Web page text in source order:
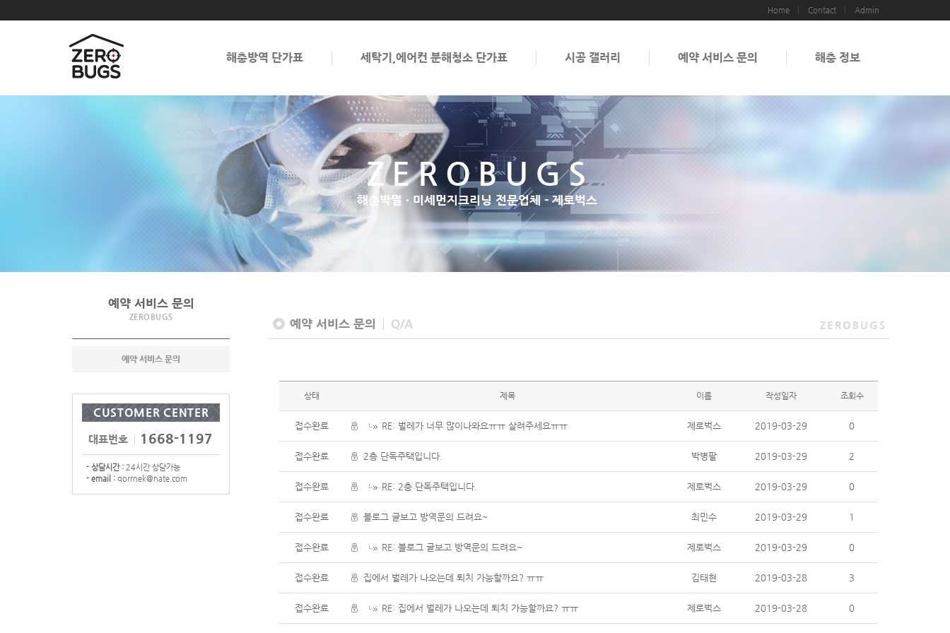
Home Contact Admin
해충방역 단가표 세탁기,에어컨 분해청소 단가표 시공 갤러리 예약 서비스 문의 해충 정보
ZEROBUGS
해충박멸 · 미세먼지크리닝 전문업체 - 제로벅스
예약 서비스 문의
ZEROBUGS
예약 서비스 문의
CUSTOMER CENTER
대표번호 1668-1197
- 상담시간 : 24시간 상담가능
- email : qorrnek@nate.com
예약 서비스 문의 Q/A ZEROBUGS
상태 제목 이름 작성일자 조회수
접수완료 RE: 벌레가 너무 많이나와요ㅠㅠ 살려주세요ㅠㅠ 제로벅스 2019-03-29 0
접수완료 2층 단독주택입니다. 박병팔 2019-03-29 2
접수완료 RE: 2층 단독주택입니다. 제로벅스 2019-03-29 0
접수완료 블로그 글보고 방역문의 드려요~ 최민수 2019-03-29 1
접수완료 RE: 블로그 글보고 방역문의 드려요~ 제로벅스 2019-03-29 0
접수완료 집에서 벌레가 나오는데 퇴치 가능할까요? ㅠㅠ 김태현 2019-03-28 3
접수완료 RE: 집에서 벌레가 나오는데 퇴치 가능할까요? ㅠㅠ 제로벅스 2019-03-28 0